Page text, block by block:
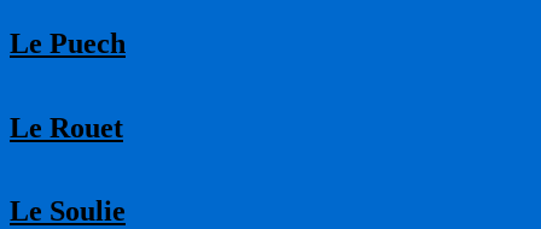
Le Puech
Le Rouet
Le Soulie